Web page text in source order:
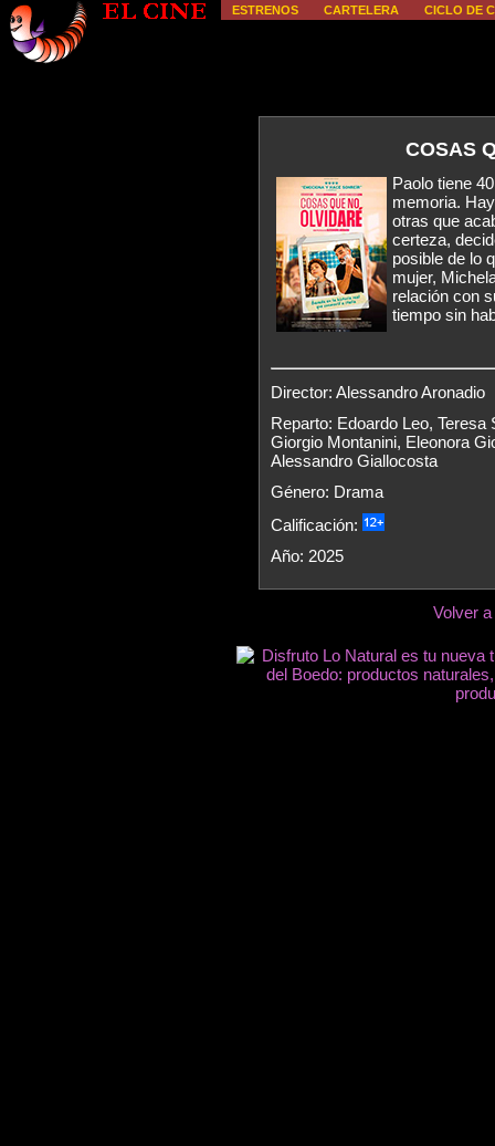
ESTRENOS CARTELERA CICLO DE
COSAS
Paolo tiene
memoria.
otras que
certeza,
posible de lo
mujer,
relación con
tiempo sin
Director: Alessandro Aronadio
Reparto: Edoardo Leo,
Giorgio Montanini, Eleonora
Alessandro Giallocosta
Género: Drama
Calificación:
Año: 2025
Volver